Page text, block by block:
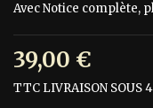
Avec Notice complète,
39,00 €
TTC LIVRAISON